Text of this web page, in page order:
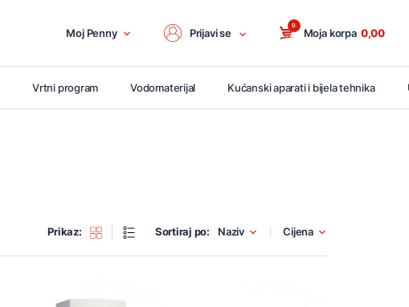
Moj Penny Prijavi se Moja korpa
0
0,00
Vrtni program Vodomaterijal Kućanski aparati i bijela tehnika
Prikaz: Sortiraj po: Naziv Cijena